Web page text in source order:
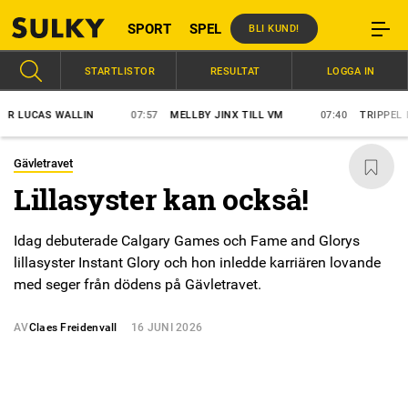
SPORT SPEL BLI KUND!
WALLIN 07:57 MELLBY JINX TILL VM 07:40 TRIPPEL FÖR
STARTLISTOR RESULTAT LOGGA IN
Gävletravet
Lillasyster kan också!
Idag debuterade Calgary Games och Fame and Glorys
lillasyster Instant Glory och hon inledde karriären lovande
med seger från dödens på Gävletravet.
AVClaes Freidenvall 16 JUNI 2026